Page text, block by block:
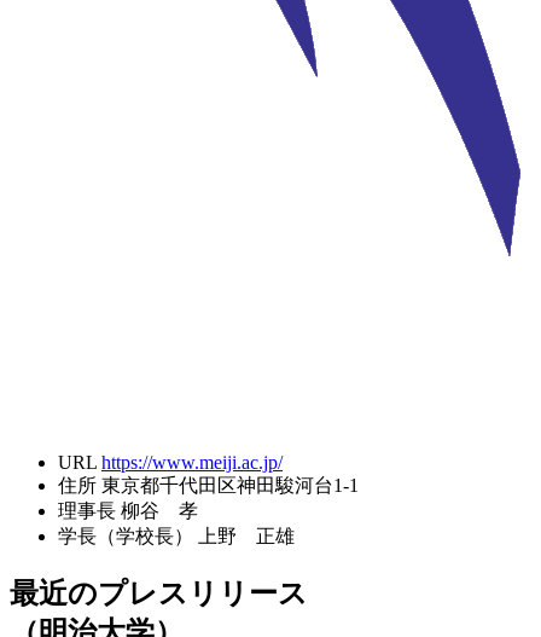
URL https://www.meiji.ac.jp/
住所 東京都千代田区神田駿河台1-1
理事長 柳谷 孝
学長（学校長）
上野 正雄
最近のプレスリリース